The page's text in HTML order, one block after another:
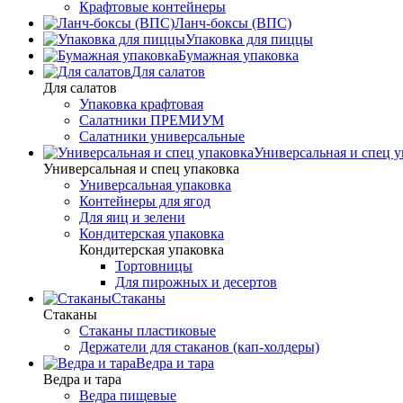
Крафтовые контейнеры
Ланч-боксы (ВПС)
Упаковка для пиццы
Бумажная упаковка
Для салатов
Для салатов
Упаковка крафтовая
Салатники ПРЕМИУМ
Салатники универсальные
Универсальная и спец
Универсальная и спец упаковка
Универсальная упаковка
Контейнеры для ягод
Для яиц и зелени
Кондитерская упаковка
Кондитерская упаковка
Тортовницы
Для пирожных и десертов
Стаканы
Стаканы
Стаканы пластиковые
Держатели для стаканов (кап-холдеры)
Ведра и тара
Ведра и тара
Ведра пищевые